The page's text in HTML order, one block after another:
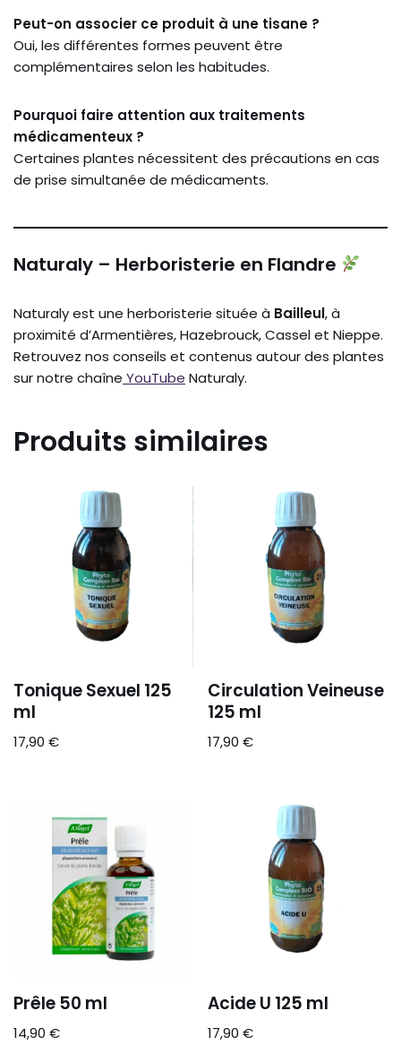
Peut-on associer ce produit à une tisane ?
Oui, les différentes formes peuvent être
complémentaires selon les habitudes.
Pourquoi faire attention aux traitements
médicamenteux ?
Certaines plantes nécessitent des précautions en cas
de prise simultanée de médicaments.
Naturaly – Herboristerie en Flandre
Naturaly est une herboristerie située à Bailleul, à
proximité d’Armentières, Hazebrouck, Cassel et Nieppe.
Retrouvez nos conseils et contenus autour des plantes
sur notre chaîne YouTube Naturaly.
Produits similaires
Tonique Sexuel 125
ml
17,90 €
Circulation Veineuse
125 ml
17,90€
Prêle 50 ml
14,90 €
Acide U 125 ml
17,90€